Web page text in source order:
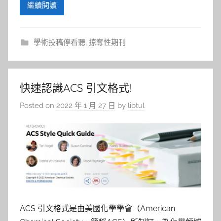
繼續閱讀
學術投稿停看聽, 掠奪性期刊
快速認識ACS 引文格式!
Posted on 2022 年 1 月 27 日 by libtul
ACS 引文格式是由美國化學學會（American